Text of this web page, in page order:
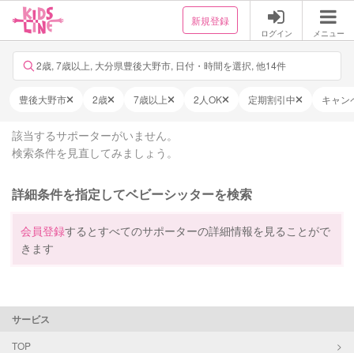
新規登録
ログイン メニュー
2歳, 7歳以上, 大分県豊後大野市, 日付・時間を選択, 他14件
豊後大野市 2歳 7歳以上 2人OK 定期割引中 キャン
該当するサポーターがいません。
検索条件を見直してみましょう。
詳細条件を指定してベビーシッターを検索
会員登録するとすべてのサポーターの詳細情報を見ることがで
きます
サービス
TOP